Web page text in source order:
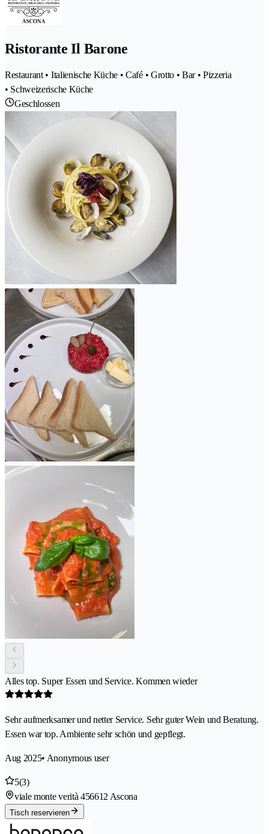
Ristorante Il Barone
Restaurant • Italienische Küche • Café • Grotto • Bar • Pizzeria
• Schweizerische Küche
Geschlossen
Alles top. Super Essen und Service. Kommen wieder
Sehr aufmerksamer und netter Service. Sehr guter Wein und Beratung.
Essen war top. Ambiente sehr schön und gepflegt.
Aug 2025• Anonymous user
5(3)
viale monte verità 456612 Ascona
Tisch reservieren